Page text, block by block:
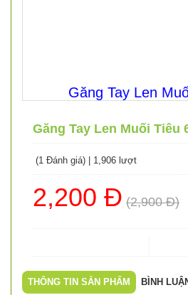
Găng Tay Len
Găng Tay Len Muối Tiêu
(1 Đánh giá) 1,906 lượt
2,200 Đ (2,900 Đ)
THÔNG TIN SẢN PHẨM BÌNH